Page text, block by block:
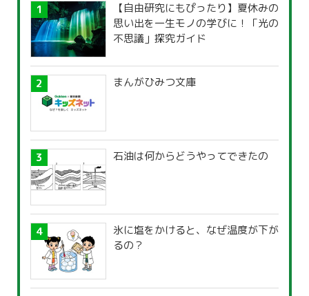
【自由研究にもぴったり】夏休みの
思い出を一生モノの学びに！「光の
不思議」探究ガイド
まんがひみつ文庫
石油は何からどうやってできたの
氷に塩をかけると、なぜ温度が下が
るの？